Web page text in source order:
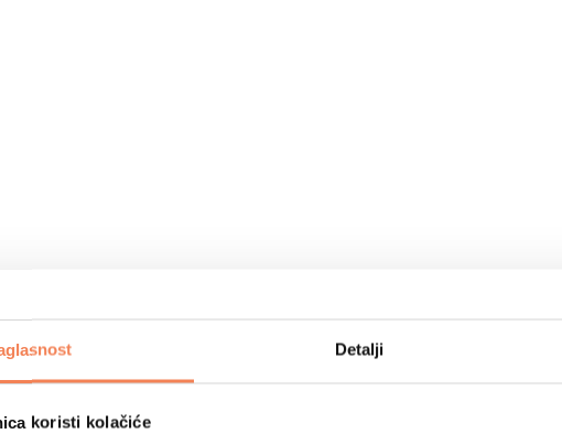
Detalji
koristi kolačiće